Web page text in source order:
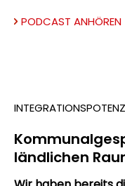
PODCAST ANHÖREN
ländlichen